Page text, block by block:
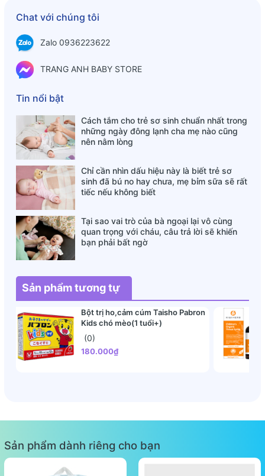
trước khi nuốt.
Trẻ từ 1-2 tuổi: 1.25ml (2-3 lần/ngày)
Trẻ từ 2-12 tuổi: 2.5ml (3-4 lần/ngày)
Trẻ trên 12 tuổi và người lớn: 5-10l (3-4 lần/ngày)
Không được dùng trong thời kỳ mang thai hoặc cho con bú.
Lưu ý: Sản phẩm này không phải là thuốc và không có tác
Chat với chúng tôi
Zalo 0936223622
TRANG ANH BABY STORE
Tin nổi bật
Cách tắm cho trẻ sơ sinh chuẩn nhất trong
những ngày đông lạnh cha mẹ nào cũng
nên nằm lòng
Chỉ cần nhìn dấu hiệu này là biết trẻ sơ
sinh đã bú no hay chưa, mẹ bỉm sữa sẽ rất
tiếc nếu không biết
Tại sao vai trò của bà ngoại lại vô cùng
quan trọng với cháu, câu trả lời sẽ khiến
bạn phải bất ngờ
Sản phẩm tương tự
Bột trị ho,cảm cúm Taisho Pabron
Kids chó mèo(1 tuổi+)
(0)
180.000₫
Sản phẩm dành riêng cho bạn